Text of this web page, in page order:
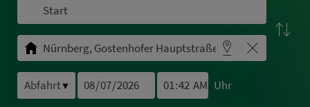
▼ Uhr